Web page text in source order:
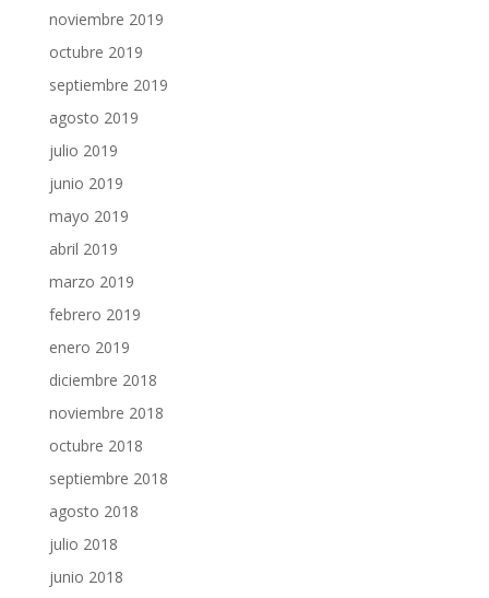
noviembre 2019
octubre 2019
septiembre 2019
agosto 2019
julio 2019
junio 2019
mayo 2019
abril 2019
marzo 2019
febrero 2019
enero 2019
diciembre 2018
noviembre 2018
octubre 2018
septiembre 2018
agosto 2018
julio 2018
junio 2018